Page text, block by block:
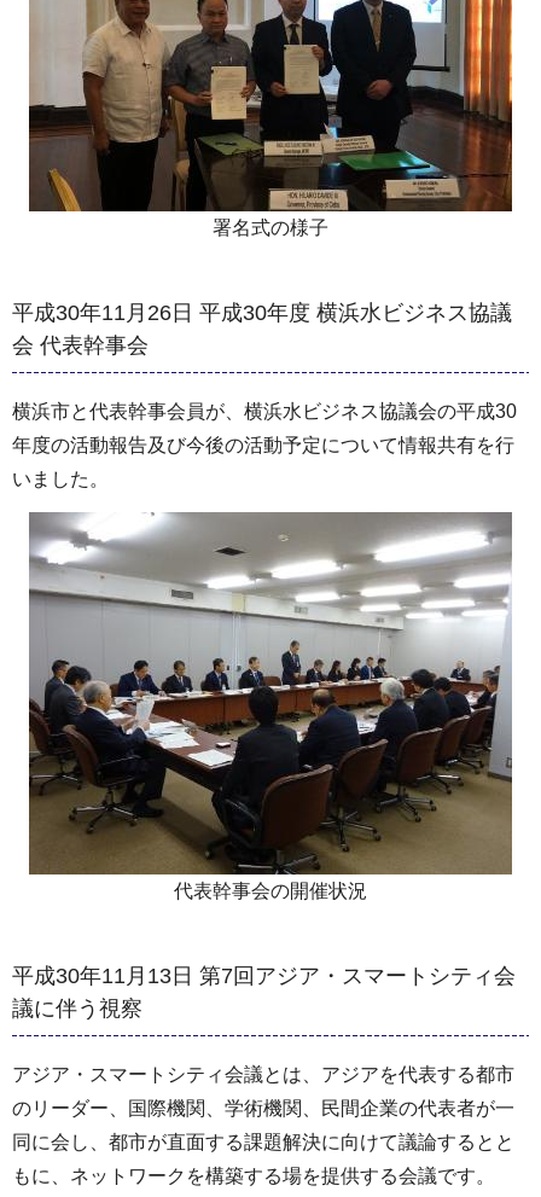
署名式の様子
平成30年11月26日 平成30年度 横浜水ビジネス協議
会 代表幹事会
横浜市と代表幹事会員が、横浜水ビジネス協議会の平成30
年度の活動報告及び今後の活動予定について情報共有を行
いました。
代表幹事会の開催状況
平成30年11月13日 第7回アジア・スマートシティ会
議に伴う視察
アジア・スマートシティ会議とは、アジアを代表する都市
のリーダー、国際機関、学術機関、民間企業の代表者が一
同に会し、都市が直面する課題解決に向けて議論するとと
もに、ネットワークを構築する場を提供する会議です。